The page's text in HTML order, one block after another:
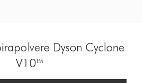
Dyson Cyclone
V10™